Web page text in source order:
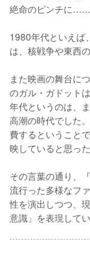
絶命のピンチに……
1980年代といえば
は、核戦争や東西
また映画の舞台に
のガル・ガドット
年代というのは、
高潮の時代でした
費するということ
映していると思っ
その言葉の通り、
流行った多様なフ
性を演出しつつ、
意識」を表現してい